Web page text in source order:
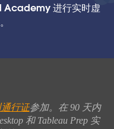
Academy 进行实时虚
通行证参加。在 90 天内
和 Tableau Prep 实